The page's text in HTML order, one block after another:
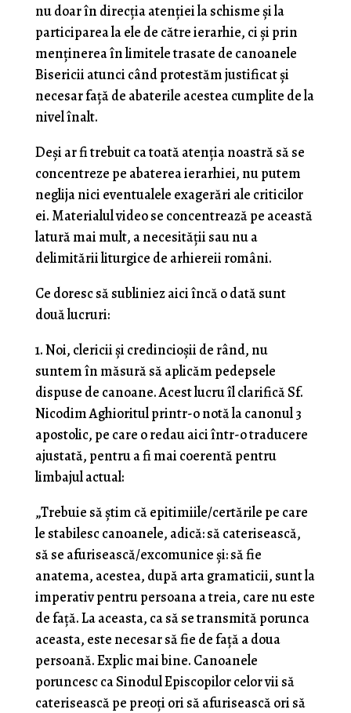
nu doar în direcția atenției la schisme și la
participarea la ele de către ierarhie, ci și prin
menținerea în limitele trasate de canoanele
Bisericii atunci când protestăm justificat și
necesar față de abaterile acestea cumplite de la
nivel înalt.
Deși ar fi trebuit ca toată atenția noastră să se
concentreze pe abaterea ierarhiei, nu putem
neglija nici eventualele exagerări ale criticilor
ei. Materialul video se concentrează pe această
latură mai mult, a necesității sau nu a
delimitării liturgice de arhiereii români.
Ce doresc să subliniez aici încă o dată sunt
două lucruri:
1. Noi, clericii și credincioșii de rând, nu
suntem în măsură să aplicăm pedepsele
dispuse de canoane. Acest lucru îl clarifică Sf.
Nicodim Aghioritul printr-o notă la canonul 3
apostolic, pe care o redau aici într-o traducere
ajustată, pentru a fi mai coerentă pentru
limbajul actual:
„Trebuie să ştim că epitimiile/certările pe care
le stabilesc canoanele, adică: să caterisească,
să se afurisească/excomunice şi: să fie
anatema, acestea, după arta gramaticii, sunt la
imperativ pentru persoana a treia, care nu este
de faţă. La aceasta, ca să se transmită porunca
aceasta, este necesar să fie de față a doua
persoană. Explic mai bine. Canoanele
poruncesc ca Sinodul Episcopilor celor vii să
caterisească pe preoţi ori să afurisească ori să